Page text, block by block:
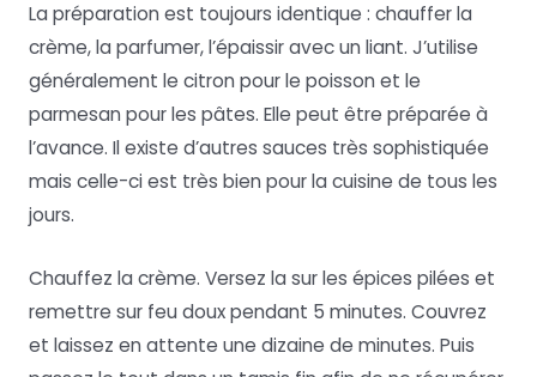
La préparation est toujours identique : chauffer la
crème, la parfumer, l’épaissir avec un liant. J’utilise
généralement le citron pour le poisson et le
parmesan pour les pâtes. Elle peut être préparée à
l’avance. Il existe d’autres sauces très sophistiquée
mais celle-ci est très bien pour la cuisine de tous les
jours.
Chauffez la crème. Versez la sur les épices pilées et
remettre sur feu doux pendant 5 minutes. Couvrez
et laissez en attente une dizaine de minutes. Puis